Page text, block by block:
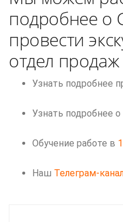
подробнее о
провести
отдел продаж
Узнать подробнее
Узнать подробнее
Обучение работе в
Наш Телеграм-